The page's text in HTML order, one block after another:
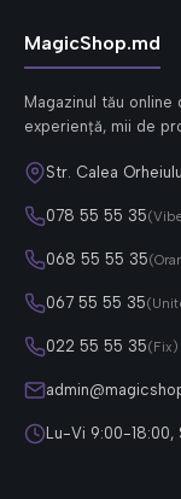
MagicShop.md
Magazinul tău
experiență, mii de
Str. Calea
078 55 55 35
068 55 55 35
067 55 55 35
022 55 55 35(Fix)
Lu-Vi 9:00-18:00,